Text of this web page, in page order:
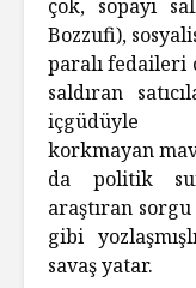
çok, sopayı
Bozzufi),
paralı fedaileri
saldıran
içgüdüyle
korkmayan
da politik
araştıran
gibi
savaş yatar.